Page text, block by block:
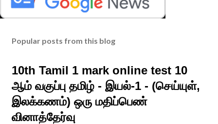
Popular posts from this blog
10th Tamil 1 mark online test 10
ஆம் வகுப்பு தமிழ் - இயல்-1 - (செய்யுள்,
இலக்கணம்) ஒரு மதிப்பெண்
வினாத்தேர்வு